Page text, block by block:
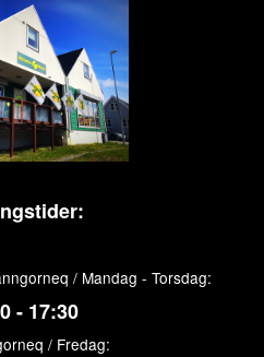
/ Mandag - Torsdag:
- 17:30
/ Fredag: